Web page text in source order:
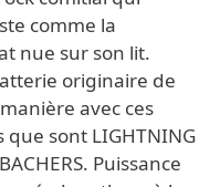
comme la
nue sur son lit.
originaire de
avec ces
sont LIGHTNING
Puissance